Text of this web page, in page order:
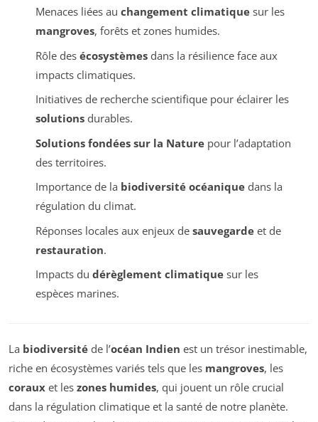
Menaces liées au changement climatiquesur les
mangroves, forêts et zones humides.
Rôle des écosystèmesdans la résilience face aux
impacts climatiques.
Initiatives de recherche scientifique pour éclairer les
solutionsdurables.
Solutions fondées sur la Naturepour l’adaptation
des territoires.
Importance de la biodiversité océaniquedans la
régulation du climat.
Réponses locales aux enjeux de sauvegardeet de
restauration.
Impacts du dérèglement climatiquesur les
espèces marines.
La biodiversité de l’océan Indien est un trésor inestimable,
riche en écosystèmes variés tels que les mangroves, les
coraux et les zones humides, qui jouent un rôle crucial
dans la régulation climatique et la santé de notre planète.